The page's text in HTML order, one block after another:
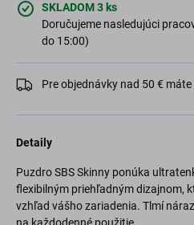
SKLADOM 3 ks
Doručujeme nasledujúci
do 15:00)
Pre objednávky nad 50 €
Detaily
Puzdro SBS Skinny ponúka
flexibilným priehľadným dizajnom,
vzhľad vášho zariadenia. Tlmí